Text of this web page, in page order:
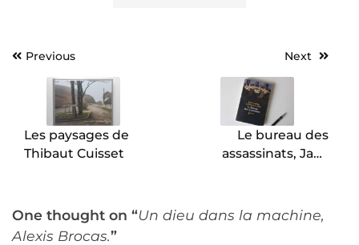
Navigation
l’article
Previous
Les paysages de
Thibaut Cuisset
Next
Le bureau des
assassinats, Jack
One thought on “Un dieu dans la machine,
Alexis Brocas.”